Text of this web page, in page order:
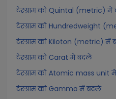
टेरग्राम को Quintal (metric)
टेरग्राम को Hundredweight
टेरग्राम को Kiloton (metric) में
टेरग्राम को Carat में बदलें
टेरग्राम को Atomic mass unit
टेरग्राम को Gamma में बदलें